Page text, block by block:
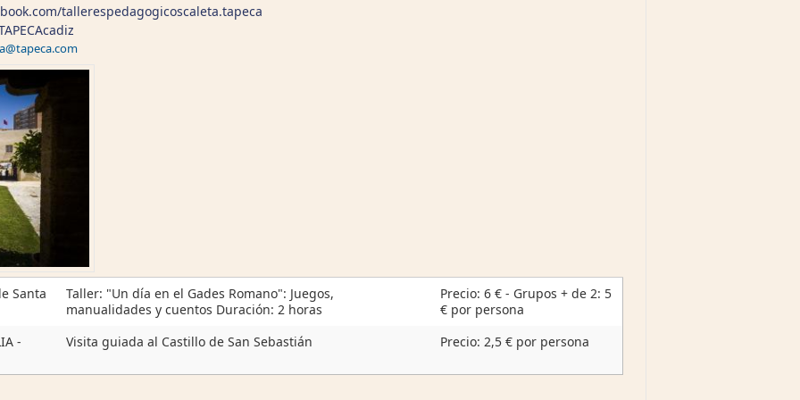
tallerespedagogicoscaleta.tapeca
Santa
Taller: "Un día en el Gades Romano": Juegos,
manualidades y cuentos Duración: 2 horas
Precio: 6 € - Grupos + de 2: 5
€ por persona
-
Visita guiada al Castillo de San Sebastián Precio: 2,5 € por persona